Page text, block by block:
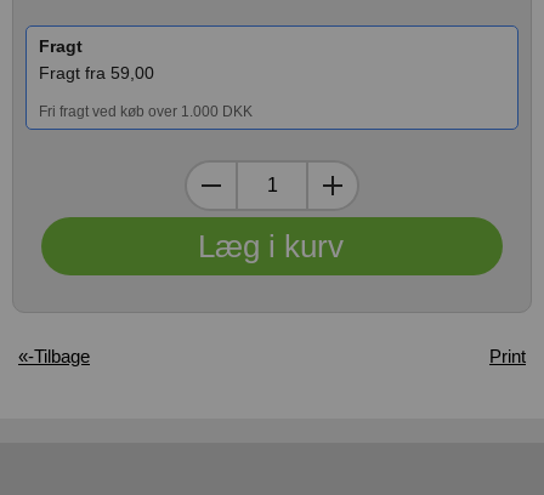
Fragt
Fragt fra 59,00
Fri fragt ved køb over 1.000 DKK
«-Tilbage Print